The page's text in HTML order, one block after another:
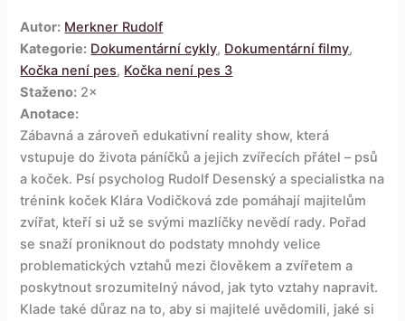
Autor: Merkner Rudolf
Kategorie: Dokumentární cykly, Dokumentární filmy,
Kočka není pes, Kočka není pes 3
Staženo: 2×
Anotace:
Zábavná a zároveň edukativní reality show, která
vstupuje do života páníčků a jejich zvířecích přátel – psů
a koček. Psí psycholog Rudolf Desenský a specialistka na
trénink koček Klára Vodičková zde pomáhají majitelům
zvířat, kteří si už se svými mazlíčky nevědí rady. Pořad
se snaží proniknout do podstaty mnohdy velice
problematických vztahů mezi člověkem a zvířetem a
poskytnout srozumitelný návod, jak tyto vztahy napravit.
Klade také důraz na to, aby si majitelé uvědomili, jaké si